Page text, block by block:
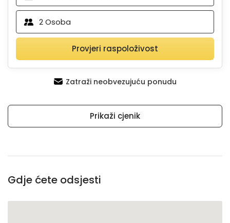
2Osoba
Provjeri raspoloživost
Zatraži neobvezujuću ponudu
Prikaži cjenik
Gdje ćete odsjesti